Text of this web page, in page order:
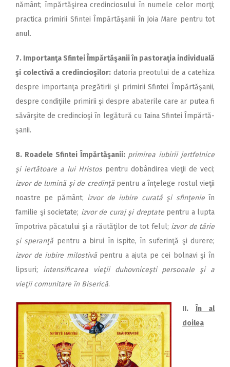
nă­mânt; împărtăşirea credinciosului în numele celor morţi;
practica primirii Sfintei Îm­păr­tă­şa­nii în Joia Mare pentru tot
anul.
7. Importanţa Sfintei Îm­păr­tă­şanii în pastoraţia individuală
şi colectivă a credincioşilor:datoria preotului de a catehiza
despre importanţa pregătirii şi primirii Sfintei Împărtăşanii,
despre condiţiile primirii şi despre abaterile care ar putea fi
să­vârşite de credincioşi în le­gă­tu­ră cu Taina Sfintei Îm­păr­tă­
şanii.
8. Roadele Sfintei Îm­păr­tă­şanii: primirea iubirii jertfelnice
şi iertătoare a lui Hristospentru dobândirea vieţii de veci;
izvor de lumină şi de credinţăpentru a înţelege rostul vieţii
noastre pe pământ; izvor de iubire curată şi sfinţenieîn
familie şi societate; izvor de curaj şi dreptatepentru a lupta
împotriva păcatului şi a răutăţilor de tot felul; izvor de tărie
şi speranţăpentru a birui în ispite, în suferinţă şi durere;
izvor de iubire milostivăpentru a ajuta pe cei bolnavi şi în
lipsuri; intensificarea vieţii du­hov­ni­ceşti personale şi a
vieţii comunitare în Biserică.
II. În al
doilea